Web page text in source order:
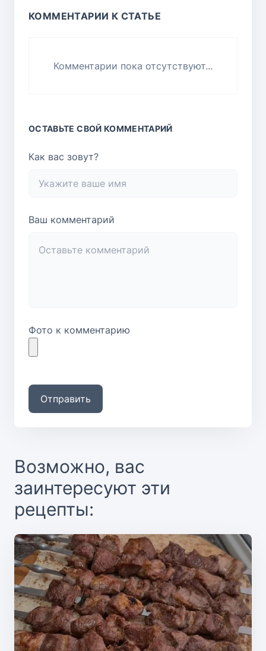
КОММЕНТАРИИ К СТАТЬЕ
Комментарии пока отсутствуют...
ОСТАВЬТЕ СВОЙ КОММЕНТАРИЙ
Как вас зовут?
Ваш комментарий
Фото к комментарию
Отправить
Возможно, вас
заинтересуют эти
рецепты: